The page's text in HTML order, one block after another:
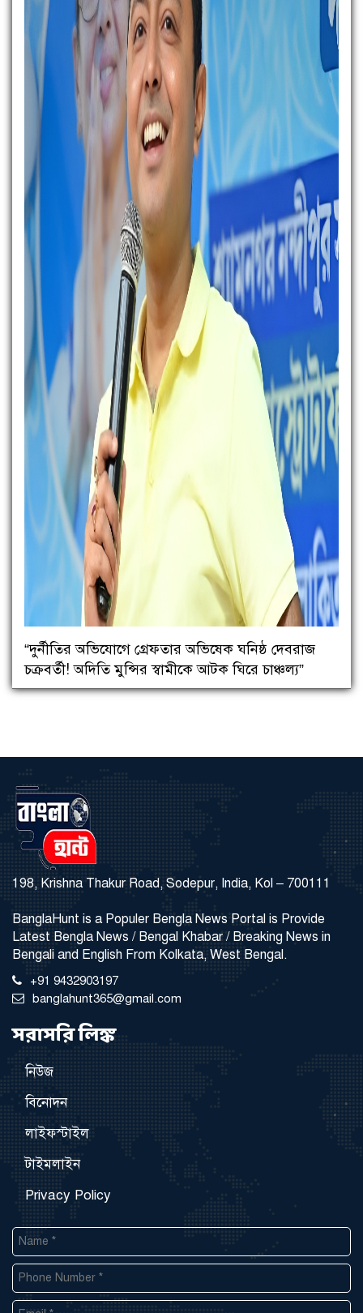
“দুর্নীতির অভিযোগে গ্রেফতার অভিষেক ঘনিষ্ঠ দেবরাজ
চক্রবর্তী! অদিতি মুন্সির স্বামীকে আটক ঘিরে চাঞ্চল্য”
198, Krishna Thakur Road, Sodepur, India, Kol – 700111
BanglaHunt is a Populer Bengla News Portal is Provide
Latest Bengla News / Bengal Khabar / Breaking News in
Bengali and English From Kolkata, West Bengal.
+91 9432903197
banglahunt365@gmail.com
সরাসরি লিঙ্ক
নিউজ
বিনোদন
লাইফস্টাইল
টাইমলাইন
Privacy Policy